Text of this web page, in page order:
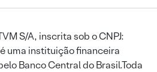
S/A, inscrita sob o CNPJ:
instituição financeira
Banco Central do Brasil.Toda